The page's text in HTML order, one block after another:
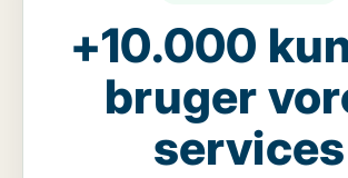
+10.000
bruger
services